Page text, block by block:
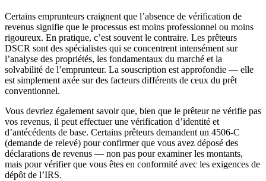
Certains emprunteurs craignent que l’absence de vérification de
revenus signifie que le processus est moins professionnel ou moins
rigoureux. En pratique, c’est souvent le contraire. Les prêteurs
DSCR sont des spécialistes qui se concentrent intensément sur
l’analyse des propriétés, les fondamentaux du marché et la
solvabilité de l’emprunteur. La souscription est approfondie — elle
est simplement axée sur des facteurs différents de ceux du prêt
conventionnel.
Vous devriez également savoir que, bien que le prêteur ne vérifie pas
vos revenus, il peut effectuer une vérification d’identité et
d’antécédents de base. Certains prêteurs demandent un 4506-C
(demande de relevé) pour confirmer que vous avez déposé des
déclarations de revenus — non pas pour examiner les montants,
mais pour vérifier que vous êtes en conformité avec les exigences de
dépôt de l’IRS.